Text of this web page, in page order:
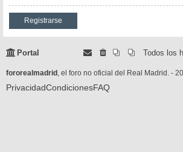
Registrarse
Portal Todos los
fororealmadrid , el foro no oficial del Real Madrid. -
PrivacidadCondicionesFAQ